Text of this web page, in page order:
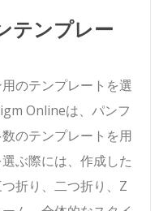
テンプレー
のテンプレートを選
Onlineは、パンフ
のテンプレートを用
ぶ際には、作成した
折り、二つ折り、Z